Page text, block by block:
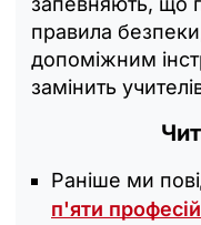
правила
допоміжним
замінить
Раніше ми
п'яти професій